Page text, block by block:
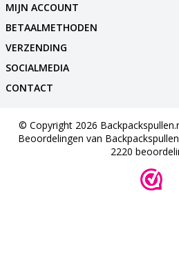
MIJN ACCOUNT
BETAALMETHODEN
VERZENDING
SOCIALMEDIA
CONTACT
© Copyright 2026
Beoordelingen van
2220